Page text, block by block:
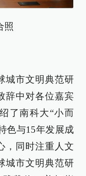
照
城市文明典范研
辞中对各位嘉宾
了南科大“小而
色与15年发展成
，同时注重人文
城市文明典范研